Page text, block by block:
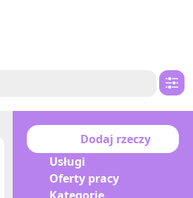
Dodaj rzeczy
Usługi
Oferty pracy